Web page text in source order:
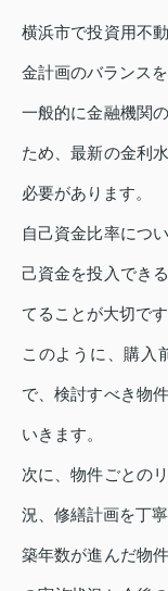
横浜市で投資用不
金計画のバランス
一般的に金融機関
ため、最新の金利
必要があります。
自己資金比率につ
己資金を投入でき
てることが大切です
このように、購入
で、検討すべき物
いきます。
次に、物件ごとの
況、修繕計画を丁
築年数が進んだ物